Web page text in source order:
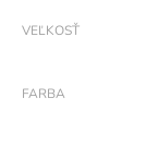
VEĽKOSŤ
FARBA